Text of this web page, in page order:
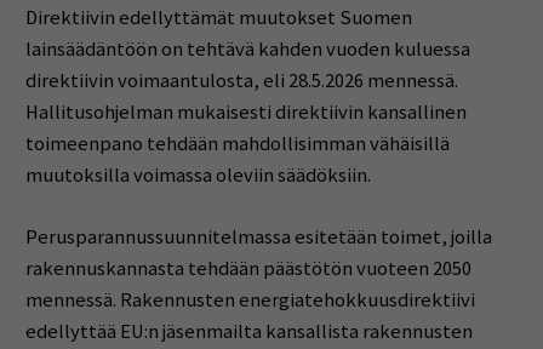
Direktiivin edellyttämät muutokset Suomen
lainsäädäntöön on tehtävä kahden vuoden kuluessa
direktiivin voimaantulosta, eli 28.5.2026 mennessä.
Hallitusohjelman mukaisesti direktiivin kansallinen
toimeenpano tehdään mahdollisimman vähäisillä
muutoksilla voimassa oleviin säädöksiin.
Perusparannussuunnitelmassa esitetään toimet, joilla
rakennuskannasta tehdään päästötön vuoteen 2050
mennessä. Rakennusten energiatehokkuusdirektiivi
edellyttää EU:n jäsenmailta kansallista rakennusten